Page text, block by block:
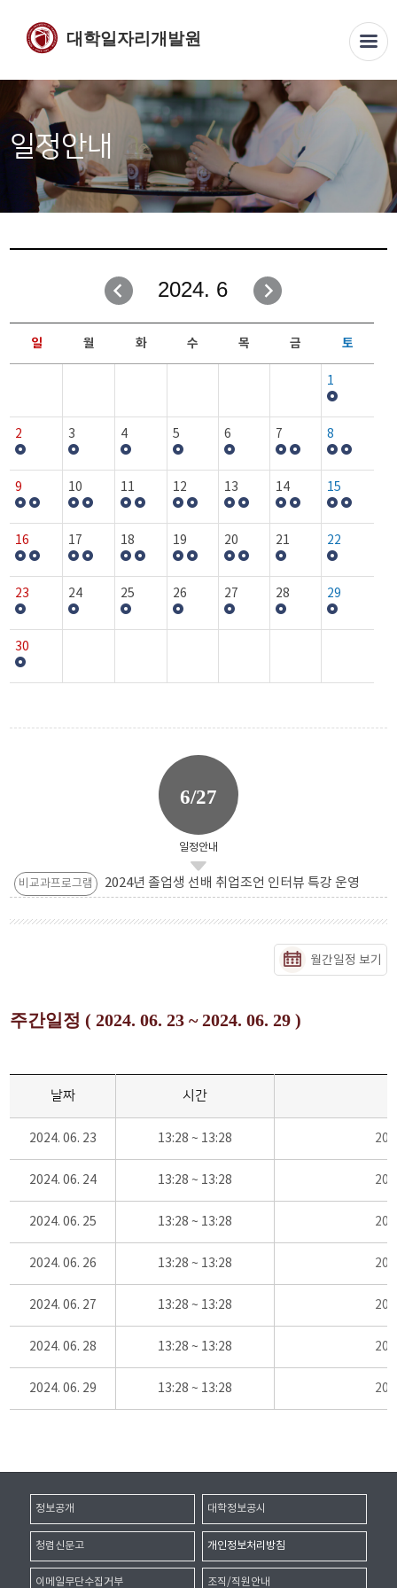
대학일자리개발원
일정안내
2024. 6
일 월 화 수 목 금 토
1
2 3 4 5 6 7 8
9 10 11 12 13 14 15
16 17 18 19 20 21 22
23 24 25 26 27 28 29
30
6/27
일정안내
비교과프로그램 2024년 졸업생 선배 취업조언 인터뷰 특강 운영
월간일정 보기
주간일정 ( 2024. 06. 23 ~ 2024. 06. 29 )
날짜 시간
2024. 06. 23 13:28 ~ 13:28
2024. 06. 24 13:28 ~ 13:28
2024. 06. 25 13:28 ~ 13:28
2024. 06. 26 13:28 ~ 13:28
2024. 06. 27 13:28 ~ 13:28
2024. 06. 28 13:28 ~ 13:28
2024. 06. 29 13:28 ~ 13:28
정보공개 대학정보공시
청렴신문고 개인정보처리방침
이메일무단수집거부 조직/직원안내